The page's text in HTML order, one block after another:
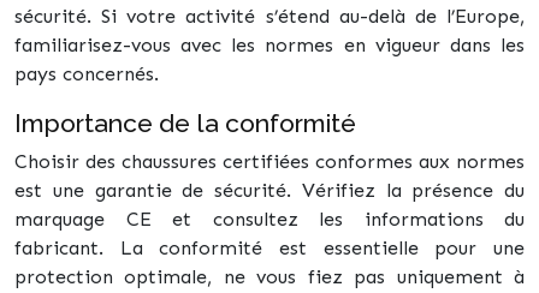
sécurité. Si votre activité s’étend au-delà de l’Europe,
familiarisez-vous avec les normes en vigueur dans les
pays concernés.
Importance de la conformité
Choisir des chaussures certifiées conformes aux normes
est une garantie de sécurité. Vérifiez la présence du
marquage CE et consultez les informations du
fabricant. La conformité est essentielle pour une
protection optimale, ne vous fiez pas uniquement à